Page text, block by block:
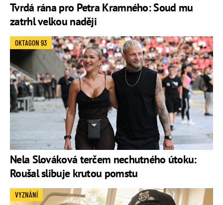
Tvrdá rána pro Petra Kramného: Soud mu
zatrhl velkou naději
Nela Slováková terčem nechutného útoku:
Roušal slibuje krutou pomstu
OKTAGON 93
VYZNÁNÍ